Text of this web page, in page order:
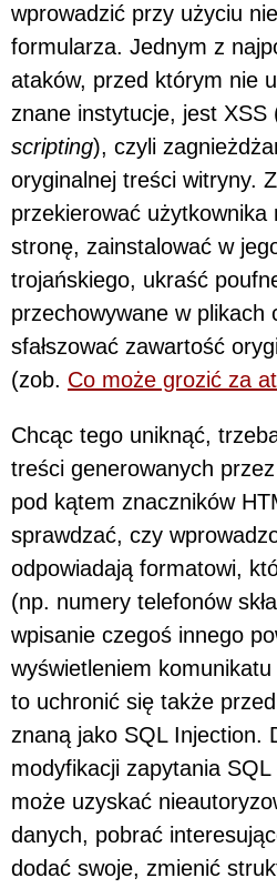
wprowadzić przy użyciu
formularza. Jednym z
ataków, przed którym nie
znane instytucje, jest XSS
scripting), czyli
oryginalnej treści witryny.
przekierować użytkownika
stronę, zainstalować w
trojańskiego, ukraść
przechowywane w plikach
sfałszować zawartość
(zob. Co może grozić za
Chcąc tego uniknąć,
treści generowanych
pod kątem znaczników
sprawdzać, czy
odpowiadają formatowi,
(np. numery telefonów
wpisanie czegoś innego
wyświetleniem komunikatu
to uchronić się także
znaną jako SQL Injection.
modyfikacji zapytania
może uzyskać
danych, pobrać
dodać swoje, zmienić